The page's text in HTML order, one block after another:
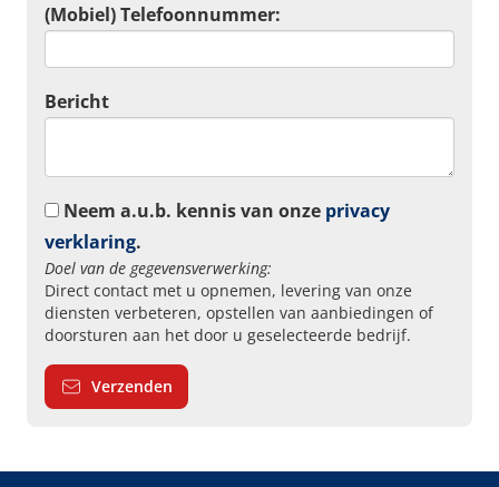
(Mobiel) Telefoonnummer:
Bericht
Neem a.u.b. kennis van onze privacy
verklaring.
Doel van de gegevensverwerking:
Direct contact met u opnemen, levering van onze
diensten verbeteren, opstellen van aanbiedingen of
doorsturen aan het door u geselecteerde bedrijf.
Verzenden